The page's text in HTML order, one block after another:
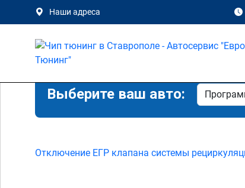
Наши адреса
Выберите ваш авто:
Отключение ЕГР клапана системы